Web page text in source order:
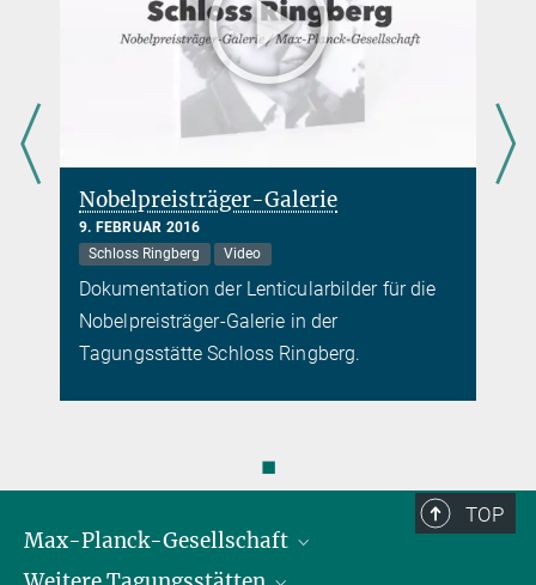
Nobelpreisträger-Galerie
9. FEBRUAR 2016
Schloss Ringberg
Video
Dokumentation der Lenticularbilder für die
Nobelpreisträger-Galerie in der
Tagungsstätte Schloss Ringberg.
◼
TOP
Max-Planck-Gesellschaft